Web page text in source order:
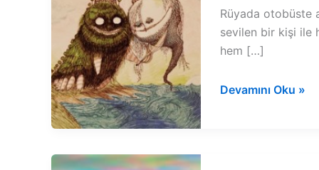
Rüyada otobüste
sevilen bir kişi ile
hem […]
Rüyada
Devamını Oku »